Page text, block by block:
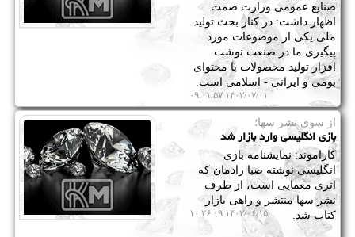
صنایع عمومی وزارت صمت
اظهار داشت: در کنار بحث تولید
ملی یکی از موضوعات مورد
پیگیری ما در صنعت نوشت
افزار تولید محصولات با محتوای
بومی و ایرانی - اسلامی است.
۱۴۰۳/۰۷/۰۱ ۰۹:۰۱:۵۷
از سوی نشر سها؛
بازی انگلیسی وارد بازار شد
کاراموند: نمایشنامه بازی
انگلیسی نوشته صبا رادمان که
اثری معمایی است، از طرف
نشر سها منتشر و راهی بازار
کتاب شد.
۱۴۰۳/۰۶/۱۵ ۱۰:۲۶:۰۹